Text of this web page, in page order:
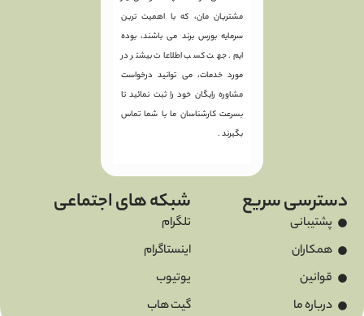
مشتریان مان، که با اهمیت ترین
سرمایه بورس برند می باشند، بوده
ایم. جهت کسب اطلاعات بیشتر در
مورد خدمات، می توانید درخواست
مشاوره رایگان خود را ثبت نمائید تا
بسرعت کارشناسان ما با شما تماس
بگیرند .
دسترسی سریع
پشتیبانی
همکاران
قوانین
درباره ما
شبکه های اجتماعی
تلگرام
اینستاگرام
یوتیوب
گیت هاب